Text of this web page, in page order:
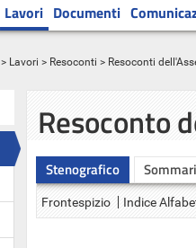
Lavori Documenti
> Lavori > Resoconti > Resoconti
Resoconto
Stenografico
Frontespizio Indice